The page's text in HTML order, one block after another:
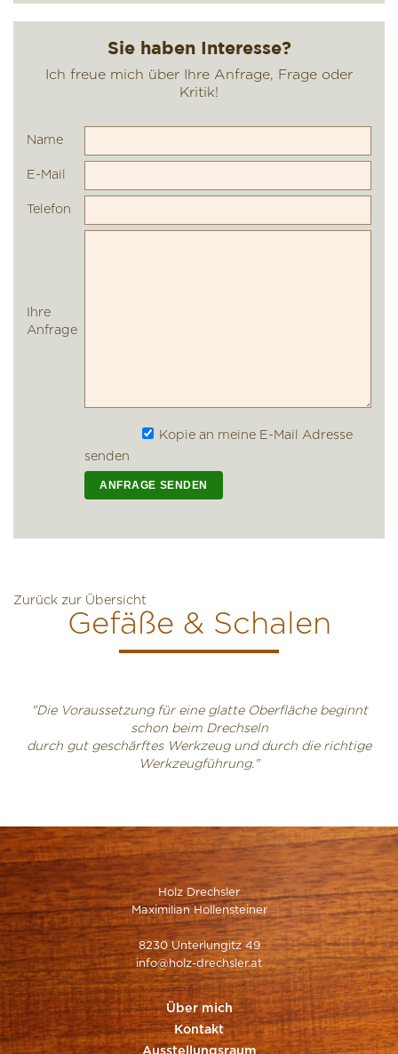
Name
E-Mail
Telefon
Ihre
Anfrage
Kopie an meine E-Mail Adresse
senden
Zurück zur Übersicht
Gefäße & Schalen
"Die Voraussetzung für eine glatte Oberfläche beginnt
schon beim Drechseln
durch gut geschärftes Werkzeug und durch die richtige
Werkzeugführung."
Holz Drechsler
Maximilian Hollensteiner
8230 Unterlungitz 49
info@holz-drechsler.at
Über mich
Kontakt
Ausstellungsraum